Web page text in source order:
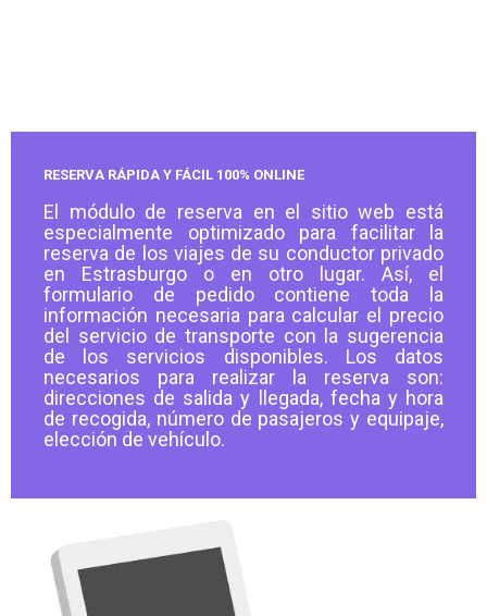
RESERVA RÁPIDA Y FÁCIL 100% ONLINE
El módulo de reserva en el sitio web está
especialmente optimizado para facilitar la
reserva de los viajes de su conductor privado
en Estrasburgo o en otro lugar. Así, el
formulario de pedido contiene toda la
información necesaria para calcular el precio
del servicio de transporte con la sugerencia
de los servicios disponibles. Los datos
necesarios para realizar la reserva son:
direcciones de salida y llegada, fecha y hora
de recogida, número de pasajeros y equipaje,
elección de vehículo.